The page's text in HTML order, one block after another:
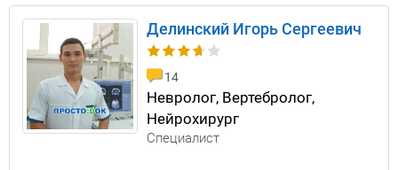
Делинский Игорь Сергеевич
14
Невролог, Вертебролог,
Нейрохирург
Специалист